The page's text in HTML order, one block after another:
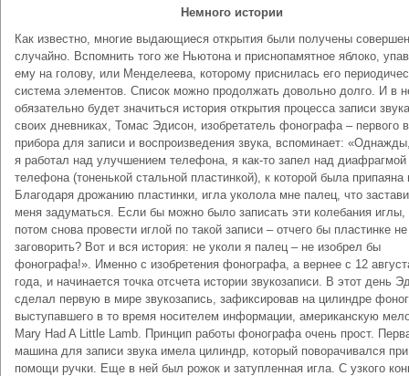
Немного истории
Как известно, многие выдающиеся открытия были получены
случайно. Вспомнить того же Ньютона и приснопамятное яблоко,
ему на голову, или Менделеева, которому приснилась его
система элементов. Список можно продолжать довольно долго. И в
обязательно будет значиться история открытия процесса записи
своих дневниках, Томас Эдисон, изобретатель фонографа – первого
прибора для записи и воспроизведения звука, вспоминает:
я работал над улучшением телефона, я как-то запел над диафрагмой
телефона (тоненькой стальной пластинкой), к которой была припаяна
Благодаря дрожанию пластинки, игла уколола мне палец, что
меня задуматься. Если бы можно было записать эти колебания иглы,
потом снова провести иглой по такой записи – отчего бы пластинке не
заговорить? Вот и вся история: не уколи я палец – не изобрел бы
фонографа!». Именно с изобретения фонографа, а вернее с 12
года, и начинается точка отсчета истории звукозаписи. В этот день
сделал первую в мире звукозапись, зафиксировав на цилиндре
выступавшего в то время носителем информации, американскую
Mary Had A Little Lamb. Принцип работы фонографа очень прост.
машина для записи звука имела цилиндр, который поворачивался при
помощи ручки. Еще в ней был рожок и затупленная игла. С узкого